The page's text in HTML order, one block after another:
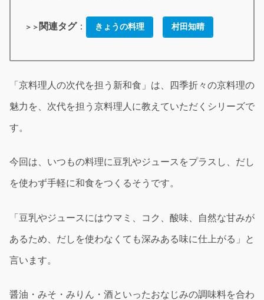
＞＞ 関連タグ： きょうの料理 村田知晴
「京料理人の次代を担う新和食」は、四季折々の京料理の
魅力を、次代を担う京料理人に教えていただくシリーズで
す。
今回は、いつもの料理に豆乳やジュースをプラスし、だし
を使わず手軽に和食をつくるそうです。
「豆乳やジュースにはウマミ、コク、酸味、自然な甘みが
あるため、だしを使わなくても深みある味に仕上がる」と
言います。
醤油・みそ・みりん・酒といったおなじみの調味料を合わ